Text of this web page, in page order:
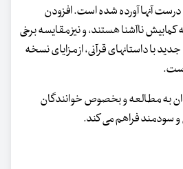
درست آنها آورده شده است. افزودن
کمابیش ناآشنا هستند، و نیز مقایسه برخی
با داستانهای قرآنی، از مزایای نسخه
به مطالعه و بخصوص خوانندگان
و سودمند فراهم می کند.